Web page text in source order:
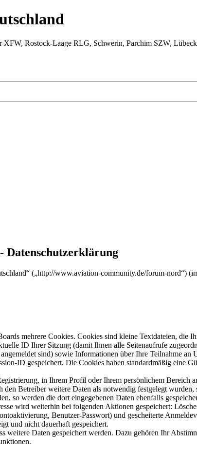
Rostock-Laage RLG, Schwerin, Parchim SZW,
Datenschutzerklärung
(„http://www.aviation-community.de/forum-nord“)
mehrere Cookies. Cookies sind kleine Textdateien, die
ID Ihrer Sitzung (damit Ihnen alle Seitenaufrufe
sind) sowie Informationen über Ihre Teilnahme
ID gespeichert. Die Cookies haben standardmäßig eine
in Ihrem Profil oder Ihrem persönlichem Bereich
Betreiber weitere Daten als notwendig festgelegt
so werden die dort eingegebenen Daten ebenfalls
wird weiterhin bei folgenden Aktionen gespeichert:
Benutzer-Passwort) und gescheiterte
und nicht dauerhaft gespeichert.
weitere Daten gespeichert werden. Dazu gehören Ihr